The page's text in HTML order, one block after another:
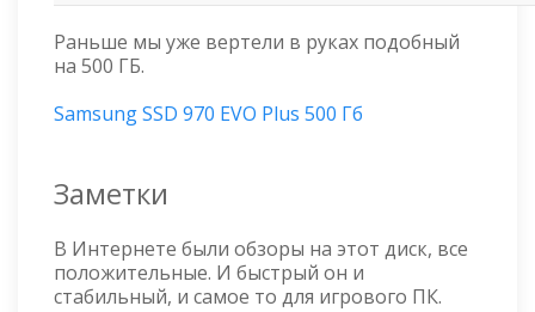
Раньше мы уже вертели в руках подобный
на 500 ГБ.
Samsung SSD 970 EVO Plus 500 Гб
Заметки
В Интернете были обзоры на этот диск, все
положительные. И быстрый он и
стабильный, и самое то для игрового ПК.